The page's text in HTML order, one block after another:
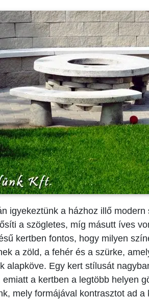
igyekeztünk a házhoz illő
a szögletes, míg másutt íves
kertben fontos, hogy milyen
a zöld, a fehér és a szürke,
alapköve. Egy kert stílusát
a kertben a legtöbb helyen
mely formájával kontrasztot ad